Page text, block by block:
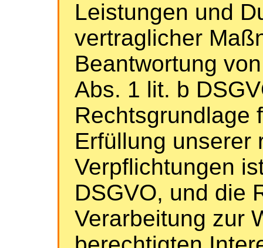
Leistungen und
vertraglicher
Beantwortung
Abs. 1 lit. b
Rechtsgrundlage
Erfüllung unserer
Verpflichtungen
DSGVO, und die
Verarbeitung zur